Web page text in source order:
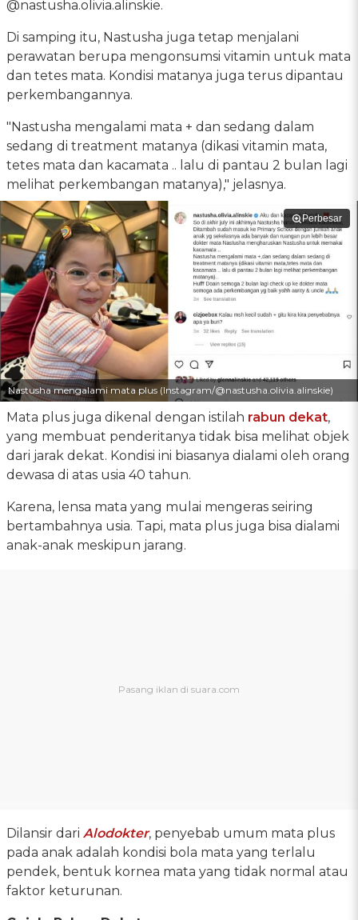
@nastusha.olivia.alinskie.
Di samping itu, Nastusha juga tetap menjalani
perawatan berupa mengonsumsi vitamin untuk mata
dan tetes mata. Kondisi matanya juga terus dipantau
perkembangannya.
"Nastusha mengalami mata + dan sedang dalam
sedang di treatment matanya (dikasi vitamin mata,
tetes mata dan kacamata .. lalu di pantau 2 bulan lagi
melihat perkembangan matanya)," jelasnya.
Perbesar
Nastusha mengalami mata plus (Instagram/@nastusha.olivia.alinskie)
Mata plus juga dikenal dengan istilah rabun dekat,
yang membuat penderitanya tidak bisa melihat objek
dari jarak dekat. Kondisi ini biasanya dialami oleh orang
dewasa di atas usia 40 tahun.
Karena, lensa mata yang mulai mengeras seiring
bertambahnya usia. Tapi, mata plus juga bisa dialami
anak-anak meskipun jarang.
Dilansir dari Alodokter, penyebab umum mata plus
pada anak adalah kondisi bola mata yang terlalu
pendek, bentuk kornea mata yang tidak normal atau
faktor keturunan.